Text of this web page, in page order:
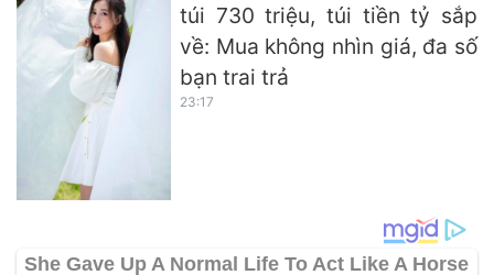
túi 730 triệu, túi tiền tỷ sắp
về: Mua không nhìn giá, đa số
bạn trai trả
23:17